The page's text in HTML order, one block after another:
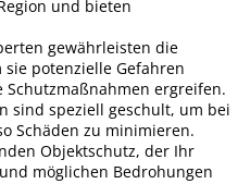
und bieten
gewährleisten die
potenzielle Gefahren
ergreifen.
sind speziell geschult, um bei
Schäden zu minimieren.
Objektschutz, der Ihr
möglichen Bedrohungen